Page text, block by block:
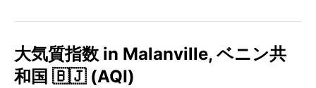
大気質指数 in Malanville, ベニン共
和国 🇧🇯 (AQI)